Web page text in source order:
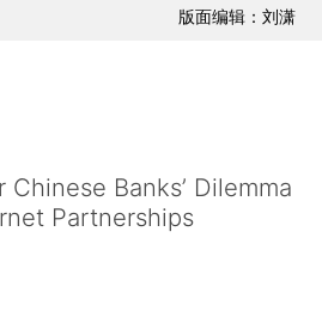
版面编辑：刘潇
Chinese Banks’ Dilemma
Partnerships